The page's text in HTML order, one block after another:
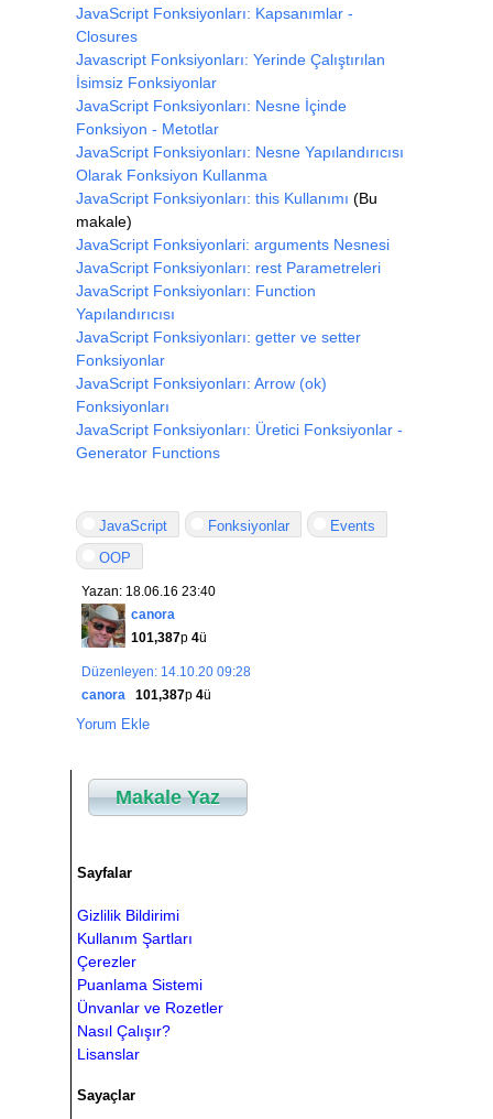
JavaScript Fonksiyonları: Kapsanımlar -
Closures
Javascript Fonksiyonları: Yerinde Çalıştırılan
İsimsiz Fonksiyonlar
JavaScript Fonksiyonları: Nesne İçinde
Fonksiyon - Metotlar
JavaScript Fonksiyonları: Nesne Yapılandırıcısı
Olarak Fonksiyon Kullanma
JavaScript Fonksiyonları: this Kullanımı (Bu
makale)
JavaScript Fonksiyonlari: arguments Nesnesi
JavaScript Fonksiyonları: rest Parametreleri
JavaScript Fonksiyonları: Function
Yapılandırıcısı
JavaScript Fonksiyonları: getter ve setter
Fonksiyonlar
JavaScript Fonksiyonları: Arrow (ok)
Fonksiyonları
JavaScript Fonksiyonları: Üretici Fonksiyonlar -
Generator Functions
JavaScript Fonksiyonlar
Events
OOP
Yazan: 18.06.16 23:40
canora
101,387p 4ü
Düzenleyen: 14.10.20 09:28
canora
101,387p 4ü
Yorum Ekle
Makale Yaz
Sayfalar
Gizlilik Bildirimi
Kullanım Şartları
Çerezler
Puanlama Sistemi
Ünvanlar ve Rozetler
Nasıl Çalışır?
Lisanslar
Sayaçlar